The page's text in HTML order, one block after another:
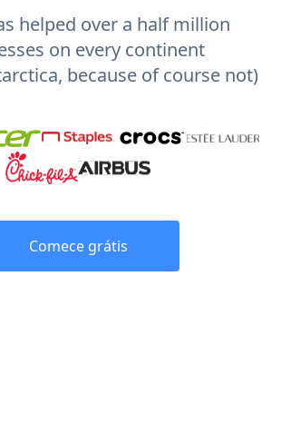
helped over a half million
on every continent
because of course not)
Comece grátis